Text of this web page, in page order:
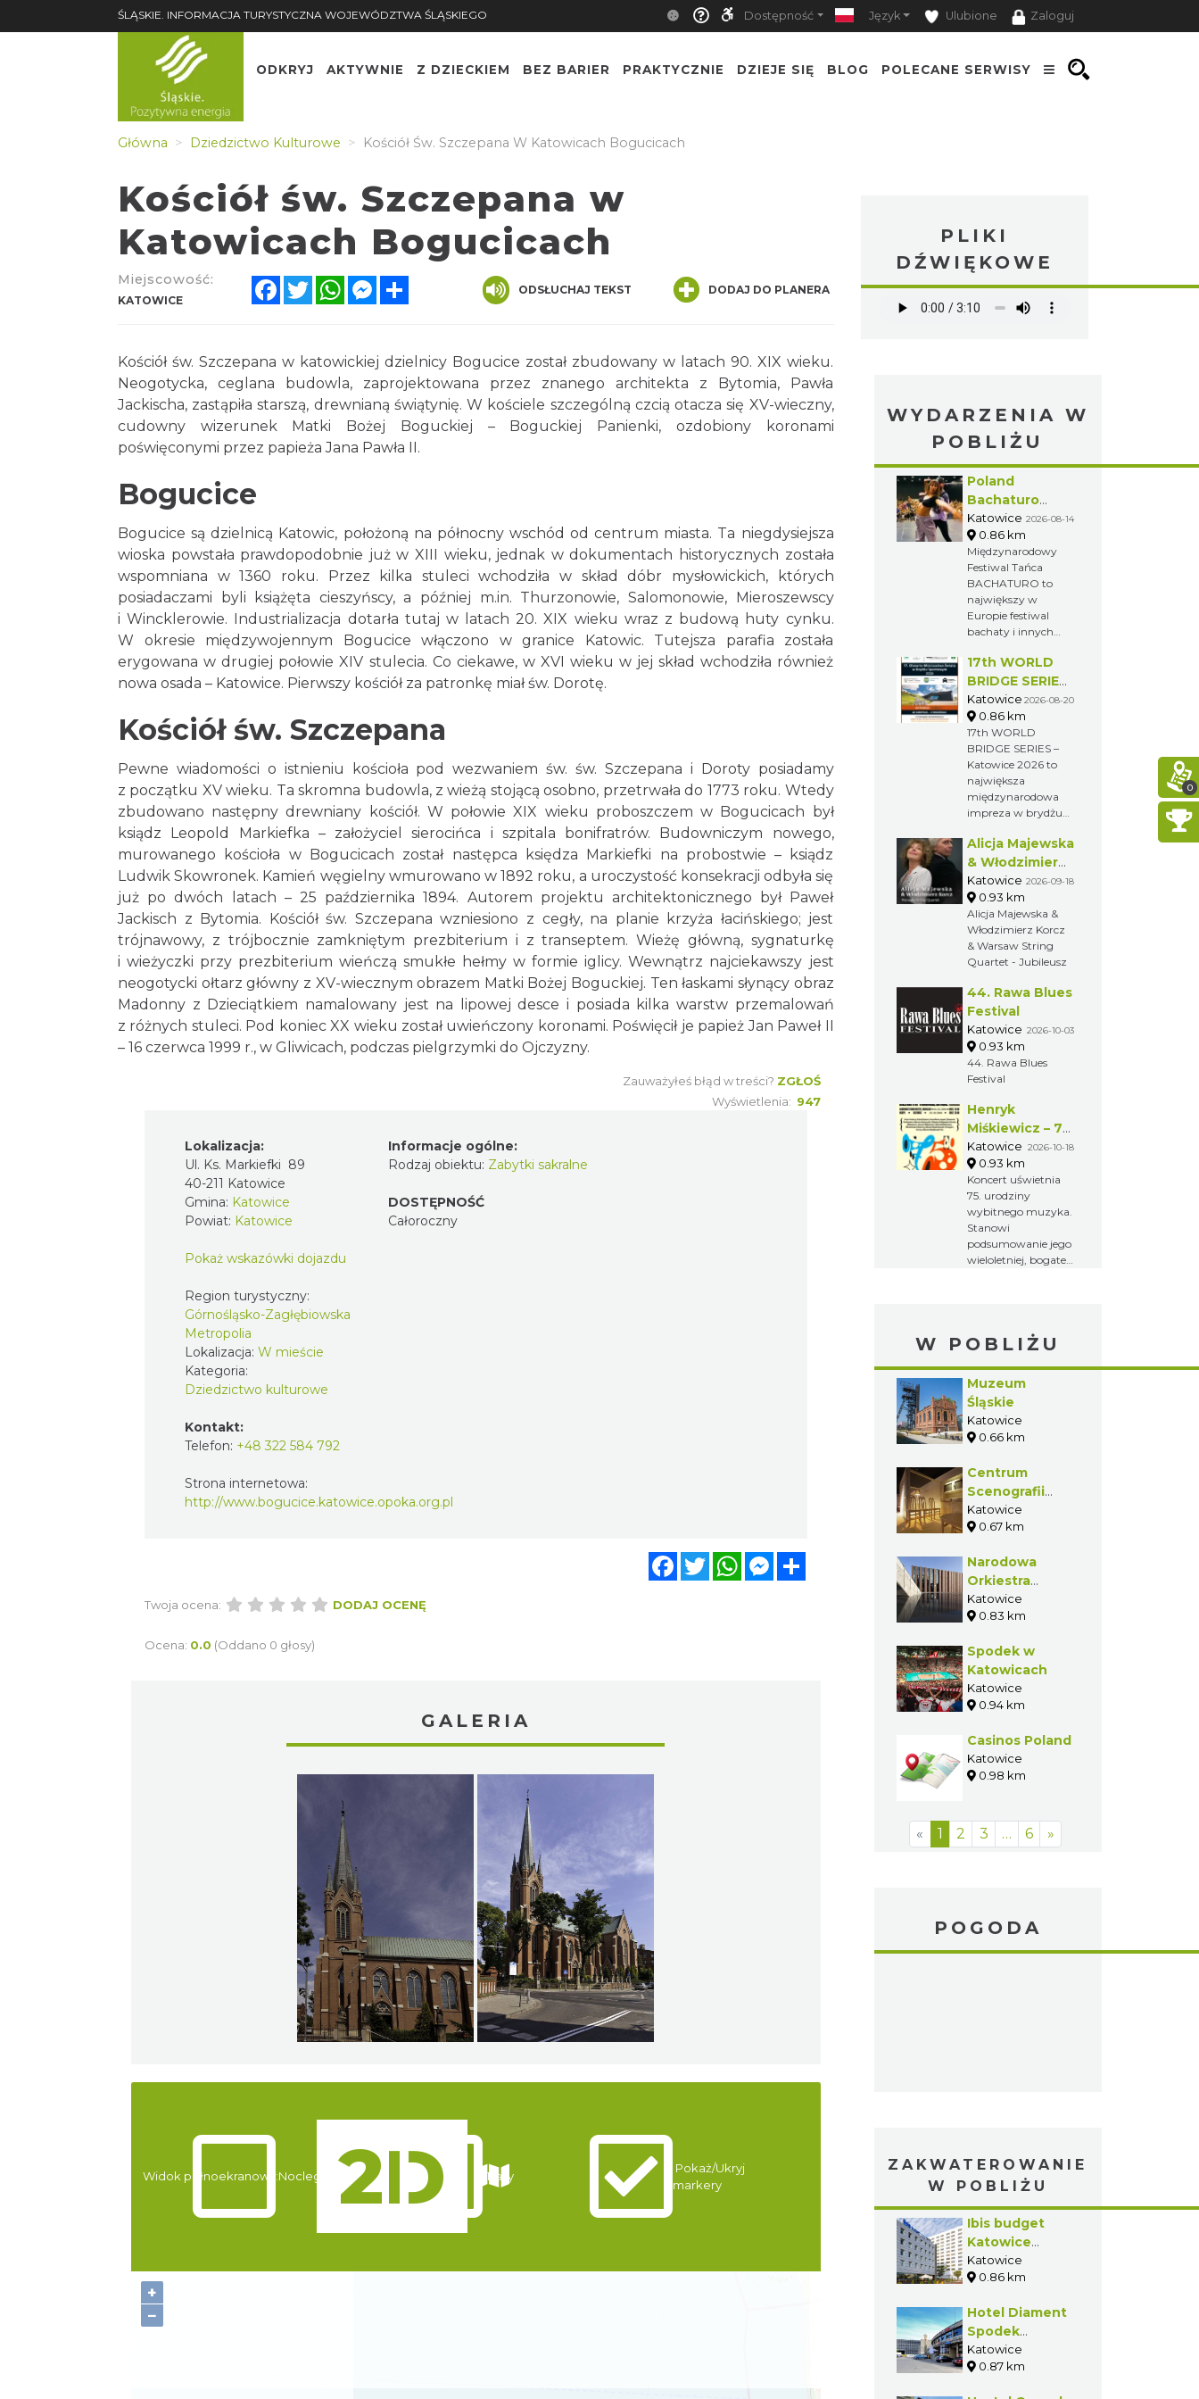
ŚLĄSKIE. INFORMACJA TURYSTYCZNA WOJEWÓDZTWA ŚLĄSKIEGO Dostępność Język Ulubione Zaloguj
ODKRYJ AKTYWNIE Z DZIECKIEM BEZ BARIER PRAKTYCZNIE DZIEJE SIĘ BLOG POLECANE SERWISY
Główna Dziedzictwo Kulturowe Kościół Św. Szczepana W Katowicach Bogucicach
Kościół św. Szczepana w
Katowicach Bogucicach
Miejscowość:
KATOWICE
FacebookTwitterWhatsAppMessenger ODSŁUCHAJ TEKST DODAJ DO PLANERA
Kościół św. Szczepana w katowickiej dzielnicy Bogucice został zbudowany w latach 90. XIX wieku.
Neogotycka, ceglana budowla, zaprojektowana przez znanego architekta z Bytomia, Pawła
Jackischa, zastąpiła starszą, drewnianą świątynię. W kościele szczególną czcią otacza się XV-wieczny,
cudowny wizerunek Matki Bożej Boguckiej – Boguckiej Panienki, ozdobiony koronami
poświęconymi przez papieża Jana Pawła II.
Bogucice
Bogucice są dzielnicą Katowic, położoną na północny wschód od centrum miasta. Ta niegdysiejsza
wioska powstała prawdopodobnie już w XIII wieku, jednak w dokumentach historycznych została
wspomniana w 1360 roku. Przez kilka stuleci wchodziła w skład dóbr mysłowickich, których
posiadaczami byli książęta cieszyńscy, a później m.in. Thurzonowie, Salomonowie, Mieroszewscy
i Wincklerowie. Industrializacja dotarła tutaj w latach 20. XIX wieku wraz z budową huty cynku.
W okresie międzywojennym Bogucice włączono w granice Katowic. Tutejsza parafia została
erygowana w drugiej połowie XIV stulecia. Co ciekawe, w XVI wieku w jej skład wchodziła również
nowa osada – Katowice. Pierwszy kościół za patronkę miał św. Dorotę.
Kościół św. Szczepana
Pewne wiadomości o istnieniu kościoła pod wezwaniem św. św. Szczepana i Doroty posiadamy
z początku XV wieku. Ta skromna budowla, z wieżą stojącą osobno, przetrwała do 1773 roku. Wtedy
zbudowano następny drewniany kościół. W połowie XIX wieku proboszczem w Bogucicach był
ksiądz Leopold Markiefka – założyciel sierocińca i szpitala bonifratrów. Budowniczym nowego,
murowanego kościoła w Bogucicach został następca księdza Markiefki na probostwie – ksiądz
Ludwik Skowronek. Kamień węgielny wmurowano w 1892 roku, a uroczystość konsekracji odbyła się
już po dwóch latach – 25 października 1894. Autorem projektu architektonicznego był Paweł
Jackisch z Bytomia. Kościół św. Szczepana wzniesiono z cegły, na planie krzyża łacińskiego; jest
trójnawowy, z trójbocznie zamkniętym prezbiterium i z transeptem. Wieżę główną, sygnaturkę
i wieżyczki przy prezbiterium wieńczą smukłe hełmy w formie iglicy. Wewnątrz najciekawszy jest
neogotycki ołtarz główny z XV-wiecznym obrazem Matki Bożej Boguckiej. Ten łaskami słynący obraz
Madonny z Dzieciątkiem namalowany jest na lipowej desce i posiada kilka warstw przemalowań
z różnych stuleci. Pod koniec XX wieku został uwieńczony koronami. Poświęcił je papież Jan Paweł II
– 16 czerwca 1999 r., w Gliwicach, podczas pielgrzymki do Ojczyzny.
Zauważyłeś błąd w treści? ZGŁOŚ
Wyświetlenia: 947
Lokalizacja:
Ul. Ks. Markiefki 89
40-211 Katowice
Gmina: Katowice
Powiat: Katowice
Pokaż wskazówki dojazdu
Region turystyczny:
Górnośląsko-Zagłębiowska
Metropolia
Lokalizacja: W mieście
Kategoria:
Dziedzictwo kulturowe
Kontakt:
Telefon: +48 322 584 792
Strona internetowa:
http://www.bogucice.katowice.opoka.org.pl
Informacje ogólne:
Rodzaj obiektu: Zabytki sakralne
DOSTĘPNOŚĆ
Całoroczny
FacebookTwitterWhatsAppMessenger
Twoja ocena: DODAJ OCENĘ
Ocena: 0.0 (Oddano 0 głosy)
GALERIA
+
−
Widok pełnoekranowy:Noclegi Trasy
Pokaż/Ukryj
markery
PLIKI
DŹWIĘKOWE
WYDARZENIA W
POBLIŻU
Poland
Bachaturo
Festiwal
Katowice 2026-08-14
0.86 km
Międzynarodowy
Festiwal Tańca
BACHATURO to
największy w
Europie festiwal
bachaty i innych
tańców afro-
latynoskich. Na
uczestników czekają
warsztaty, koncerty
i imprezy
towarzyszące, które
pozwolą przekonać
się, jak fenomenalne
są te tańce oraz dać
możliwość
tanecznej
zaproszonych gości
17th WORLD
BRIDGE SERIES
– Katowice
2026
Katowice 2026-08-20
0.86 km
17th WORLD
BRIDGE SERIES –
Katowice 2026 to
największa
międzynarodowa
impreza w brydżu
rangę Otwartych
Mistrzostw Świata,
czyli startują w niej
tworzone dowolnie
pary i teamy, bez
konieczności
reprezentowania
tego samego kraju.
Alicja Majewska
& Włodzimierz
Korcz &
Warsaw String
Quartet -
Jubileusz
Katowice 2026-09-18
0.93 km
Alicja Majewska &
Włodzimierz Korcz
& Warsaw String
Quartet - Jubileusz
44. Rawa Blues
Festival
Katowice 2026-10-03
0.93 km
44. Rawa Blues
Festival
Henryk
Miśkiewicz – 75
lat Mistrza i
Goście
Katowice 2026-10-18
0.93 km
Koncert uświetnia
75. urodziny
wybitnego muzyka.
Stanowi
podsumowanie jego
wieloletniej, bogatej
W POBLIŻU
Muzeum
Śląskie
Katowice
0.66 km
Centrum
Scenografii
Polskiej w
Katowicach
Katowice
0.67 km
Narodowa
Orkiestra
Symfoniczna
Polskiego
Katowicach
(NOSPR)
Katowice
0.83 km
Spodek w
Katowicach
Katowice
0.94 km
Casinos Poland
Katowice
0.98 km
« 1 2 3 … 6 »
POGODA
ZAKWATEROWANIE
W POBLIŻU
Ibis budget
Katowice
Centrum*
Katowice
0.86 km
Hotel Diament
Spodek
Katowice***
Katowice
0.87 km
0